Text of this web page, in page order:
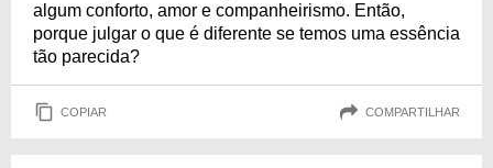
algum conforto, amor e companheirismo. Então,
porque julgar o que é diferente se temos uma essência
tão parecida?
COPIAR COMPARTILHAR